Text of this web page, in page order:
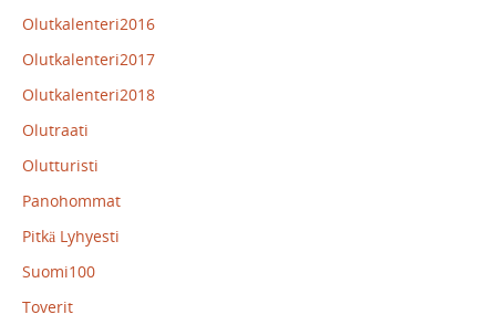
Olutkalenteri2016
Olutkalenteri2017
Olutkalenteri2018
Olutraati
Olutturisti
Panohommat
Pitkä Lyhyesti
Suomi100
Toverit